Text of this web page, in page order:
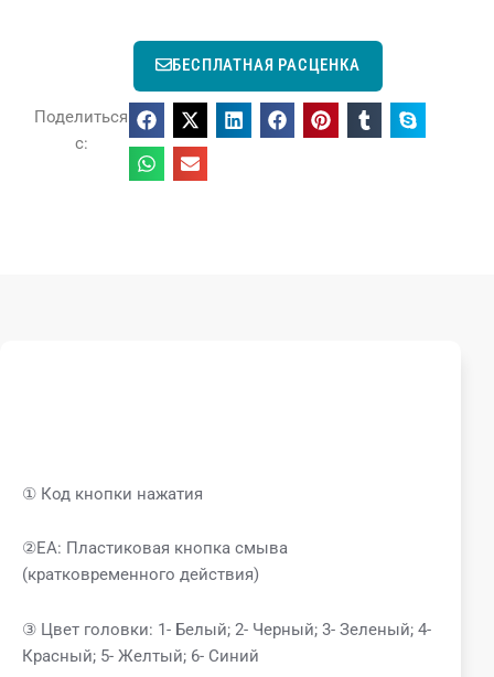
БЕСПЛАТНАЯ РАСЦЕНКА
Поделиться
с:
① Код кнопки нажатия
②EA: Пластиковая кнопка смыва
(кратковременного действия)
③ Цвет головки: 1- Белый; 2- Черный; 3- Зеленый; 4-
Красный; 5- Желтый; 6- Синий